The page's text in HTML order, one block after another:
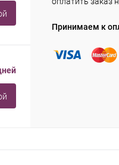
Принимаем к